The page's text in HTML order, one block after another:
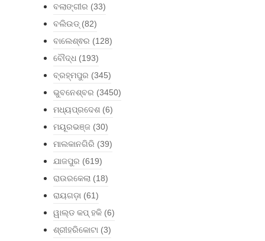
ବଲାଙ୍ଗୀର (33)
ବଲିଉଡ୍ (82)
ବାଲେଶ୍ଵର (128)
ବୌଦ୍ଧ (193)
ବ୍ରହ୍ମପୁର (345)
ଭୁବନେଶ୍ବର (3450)
ମଧ୍ୟପ୍ରଦେଶ (6)
ମୟୂରଭଞ୍ଜ (30)
ମାଲକାନଗିରି (39)
ଯାଜପୁର (619)
ରାଉରକେଲା (18)
ରାୟଗଡ଼ା (61)
ୱାଲ୍ଡ କପ୍ ହକି (6)
ଶ୍ରୀହରିକୋଟା (3)